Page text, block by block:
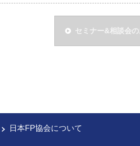
セミナー&相談会
日本FP協会について